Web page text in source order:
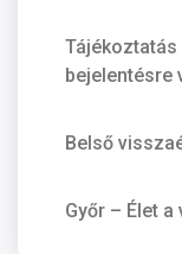
Tájékoztatás
bejelentésre
Belső
Győr – Élet a